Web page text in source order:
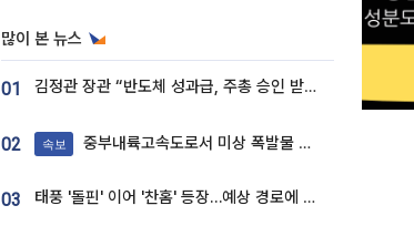
많이 본 뉴스
01 김정관 장관 “반도체 성과급, 주총 승인 받도록”…상법·자본시장법 개정 시사
02 속보 중부내륙고속도로서 미상 폭발물 발견
03 태풍 '돌핀' 이어 '찬홈' 등장…예상 경로에 한국 '한숨'